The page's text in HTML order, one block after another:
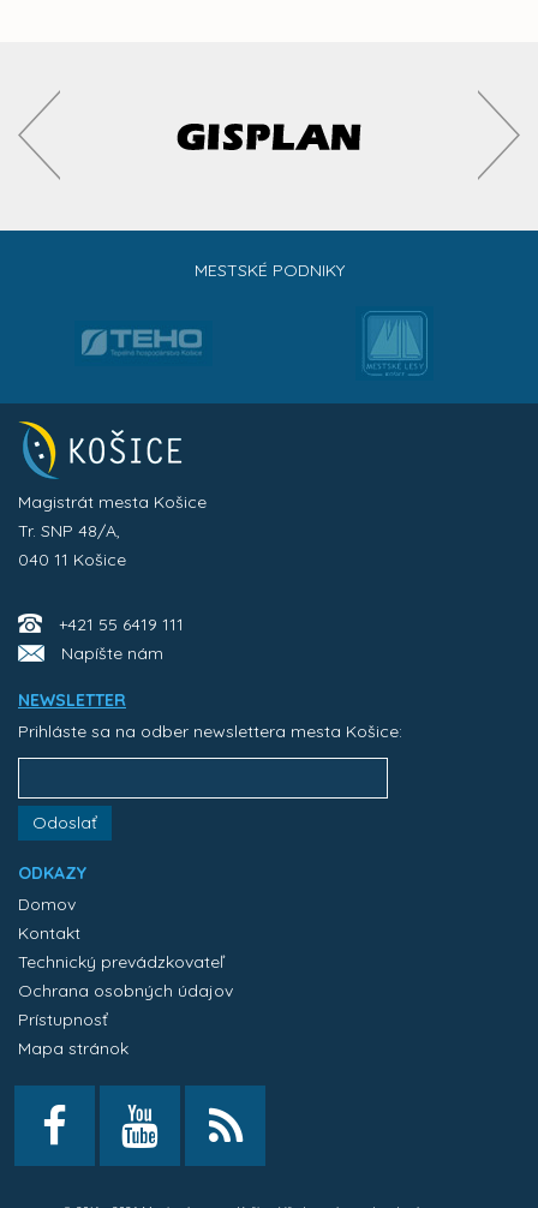
MESTSKÉ PODNIKY
Magistrát mesta Košice
Tr. SNP 48/A,
040 11 Košice
+421 55 6419 111
Napíšte nám
NEWSLETTER
Prihláste sa na odber newslettera mesta Košice:
Odoslať
ODKAZY
Domov
Kontakt
Technický prevádzkovateľ
Ochrana osobných údajov
Prístupnosť
Mapa stránok